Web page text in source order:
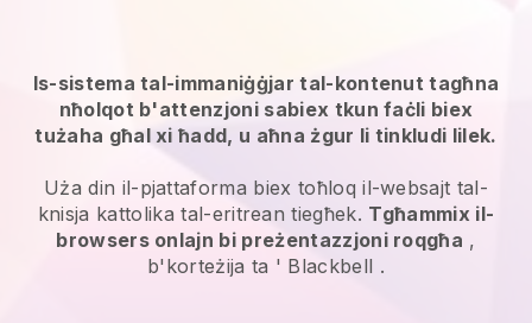
Is-sistema tal-immaniġġjar tal-kontenut tagħna
nħolqot b'attenzjoni sabiex tkun faċli biex
tużaha għal xi ħadd, u aħna żgur li tinkludi lilek.
Uża din il-pjattaforma biex toħloq il-websajt tal-
knisja kattolika tal-eritrean tiegħek. Tgħammix il-
browsers onlajn bi preżentazzjoni roqgħa ,
b'korteżija ta ' Blackbell .